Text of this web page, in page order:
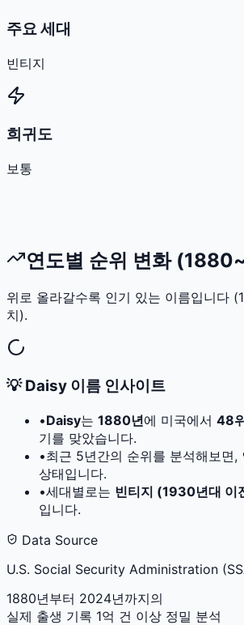
주요 세대
빈티지
희귀도
보통
연도별 순위 변화
위로 올라갈수록 인기 있는 이름입니다
치).
💡Daisy 이름 인사이트
•Daisy는 1880년에 미국에서 48
기를 맞았습니다.
•최근 5년간의 순위를 분석해보면,
상태입니다.
•세대별로는 빈티지 (1930년대 이
입니다.
Data Source
U.S. Social Security Administration
1880년부터 2024년까지의
실제 출생 기록 1억 건 이상 정밀 분석